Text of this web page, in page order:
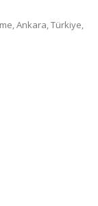
Ankara, Türkiye,